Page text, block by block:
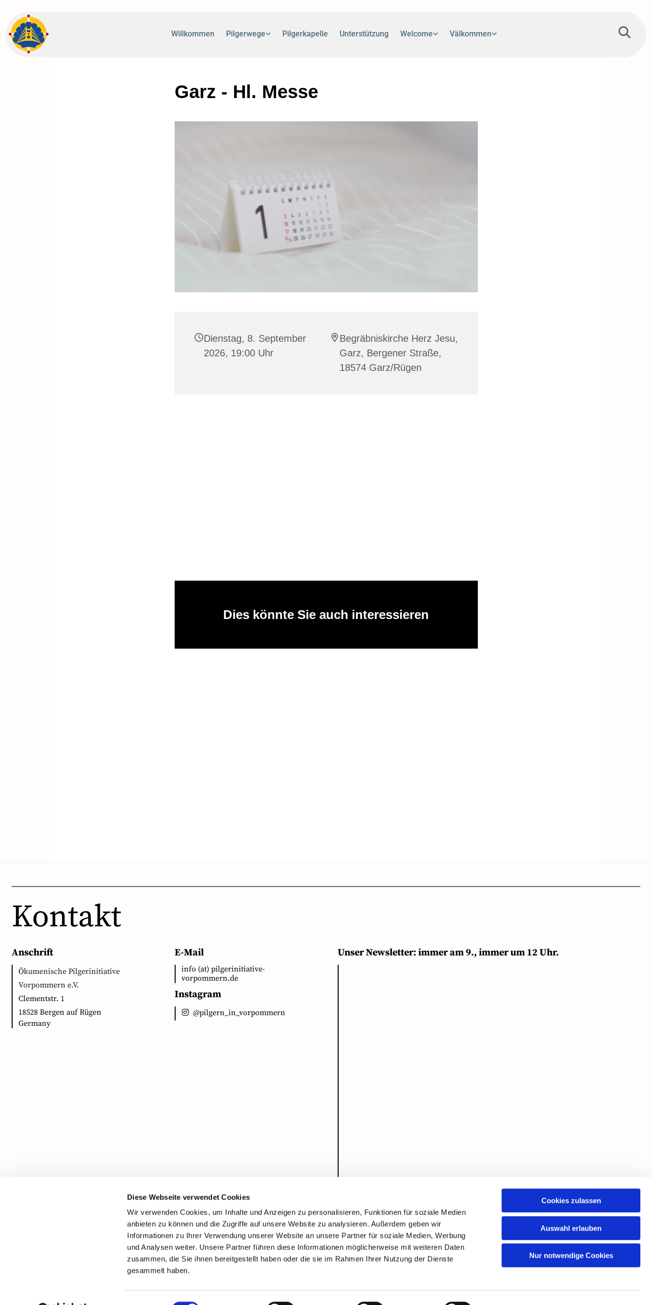
Diese Webseite verwendet Cookies
Wir verwenden Cookies, um Inhalte und Anzeigen zu personalisieren, Funktionen für soziale Medien
anbieten zu können und die Zugriffe auf unsere Website zu analysieren. Außerdem geben wir
Informationen zu Ihrer Verwendung unserer Website an unsere Partner für soziale Medien, Werbung
und Analysen weiter. Unsere Partner führen diese Informationen möglicherweise mit weiteren Daten
zusammen, die Sie ihnen bereitgestellt haben oder die sie im Rahmen Ihrer Nutzung der Dienste
gesammelt haben.
Einwilligungsauswahl
Cookies zulassen
Auswahl erlauben
Nur notwendige Cookies
Willkommen Pilgerwege Pilgerkapelle Unterstützung Welcome Välkommen
Garz - Hl. Messe
Dienstag, 8. September
2026, 19:00 Uhr
Begräbniskirche Herz Jesu,
Garz, Bergener Straße,
18574 Garz/Rügen
Dies könnte Sie auch interessieren
Kontakt
Anschrift
Ökumenische Pilgerinitiative
Vorpommern e.V.
Clementstr. 1
18528 Bergen auf Rügen
Germany
E-Mail
info (at) pilgerinitiative-
vorpommern.de
Instagram
@pilgern_in_vorpommern
Unser Newsletter: immer am 9., immer um 12 Uhr.